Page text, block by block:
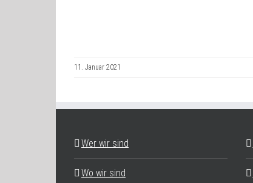
11. Januar 2021
Wer wir sind
Wo wir sind